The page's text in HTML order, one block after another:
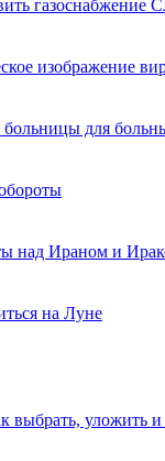
газоснабжение
изображение
для
над Ираном и
на Луне
выбрать, уложить